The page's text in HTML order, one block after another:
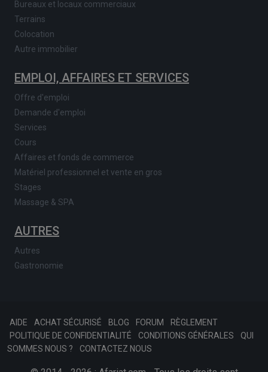
Bureaux et locaux commerciaux
Terrains
Colocation
Autre immobilier
EMPLOI, AFFAIRES ET SERVICES
Offre d'emploi
Demande d'emploi
Services
Cours
Affaires et fonds de commerce
Matériel professionnel et vente en gros
Stages
Massage & SPA
AUTRES
Autres
Gastronomie
AIDE ACHAT SÉCURISÉ BLOG FORUM
RÈGLEMENT
POLITIQUE DE CONFIDENTIALITÉ
CONDITIONS GÉNÉRALES
QUI
SOMMES NOUS ?
CONTACTEZ NOUS